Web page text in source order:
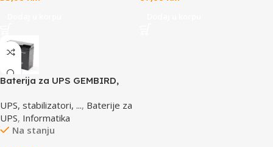
Baterija za UPS GEMBIRD,
UPS, stabilizatori, ..., Baterije za
UPS, Informatika
Na stanju